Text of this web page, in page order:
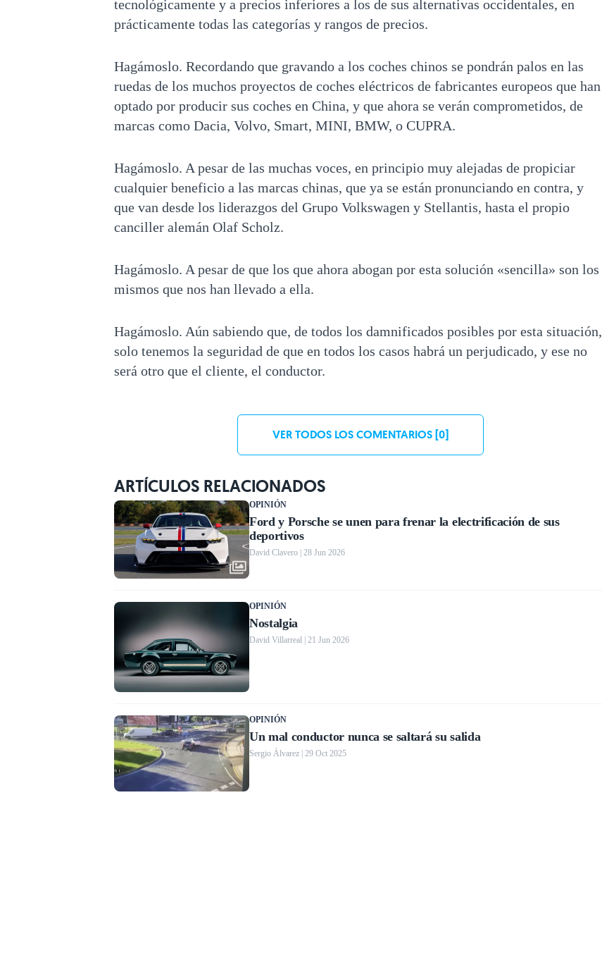
tecnológicamente y a precios inferiores a los de sus alternativas occidentales, en
prácticamente todas las categorías y rangos de precios.
Hagámoslo. Recordando que gravando a los coches chinos se pondrán palos en las
ruedas de los muchos proyectos de coches eléctricos de fabricantes europeos que han
optado por producir sus coches en China, y que ahora se verán comprometidos, de
marcas como Dacia, Volvo, Smart, MINI, BMW, o CUPRA.
Hagámoslo. A pesar de las muchas voces, en principio muy alejadas de propiciar
cualquier beneficio a las marcas chinas, que ya se están pronunciando en contra, y
que van desde los liderazgos del Grupo Volkswagen y Stellantis, hasta el propio
canciller alemán Olaf Scholz.
Hagámoslo. A pesar de que los que ahora abogan por esta solución «sencilla» son los
mismos que nos han llevado a ella.
Hagámoslo. Aún sabiendo que, de todos los damnificados posibles por esta situación,
solo tenemos la seguridad de que en todos los casos habrá un perjudicado, y ese no
será otro que el cliente, el conductor.
VER TODOS LOS COMENTARIOS [0]
ARTÍCULOS RELACIONADOS
OPINIÓN
Ford y Porsche se unen para frenar la electrificación de sus
deportivos
David Clavero | 28 Jun 2026
OPINIÓN
Nostalgia
David Villarreal | 21 Jun 2026
OPINIÓN
Un mal conductor nunca se saltará su salida
Sergio Álvarez | 29 Oct 2025